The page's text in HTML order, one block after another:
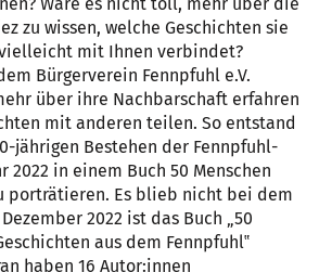
zu wissen, welche Geschichten sie
mit Ihnen verbindet?
Bürgerverein Fennpfuhl e.V.
über ihre Nachbarschaft erfahren
mit anderen teilen. So entstand
jährigen Bestehen der Fennpfuhl-
2022 in einem Buch 50 Menschen
porträtieren. Es blieb nicht bei dem
2022 ist das Buch „50
aus dem Fennpfuhl‟
haben 16 Autor:innen